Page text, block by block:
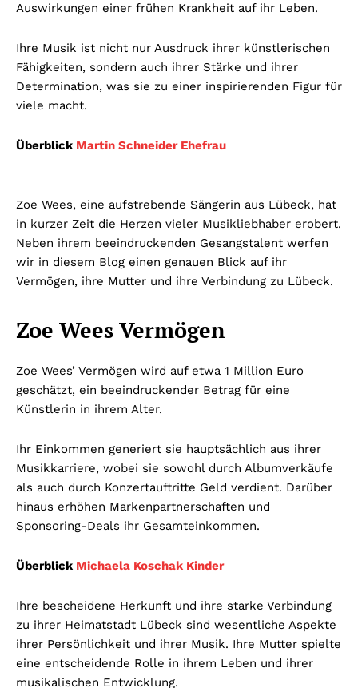
Auswirkungen einer frühen Krankheit auf ihr Leben.
Ihre Musik ist nicht nur Ausdruck ihrer künstlerischen
Fähigkeiten, sondern auch ihrer Stärke und ihrer
Determination, was sie zu einer inspirierenden Figur für
viele macht.
Überblick Martin Schneider Ehefrau
Zoe Wees, eine aufstrebende Sängerin aus Lübeck, hat
in kurzer Zeit die Herzen vieler Musikliebhaber erobert.
Neben ihrem beeindruckenden Gesangstalent werfen
wir in diesem Blog einen genauen Blick auf ihr
Vermögen, ihre Mutter und ihre Verbindung zu Lübeck.
Zoe Wees Vermögen
Zoe Wees’ Vermögen wird auf etwa 1 Million Euro
geschätzt, ein beeindruckender Betrag für eine
Künstlerin in ihrem Alter.
Ihr Einkommen generiert sie hauptsächlich aus ihrer
Musikkarriere, wobei sie sowohl durch Albumverkäufe
als auch durch Konzertauftritte Geld verdient. Darüber
hinaus erhöhen Markenpartnerschaften und
Sponsoring-Deals ihr Gesamteinkommen.
Überblick Michaela Koschak Kinder
Ihre bescheidene Herkunft und ihre starke Verbindung
zu ihrer Heimatstadt Lübeck sind wesentliche Aspekte
ihrer Persönlichkeit und ihrer Musik. Ihre Mutter spielte
eine entscheidende Rolle in ihrem Leben und ihrer
musikalischen Entwicklung.